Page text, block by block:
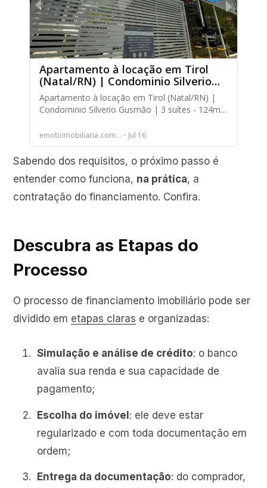
Sabendo dos requisitos, o próximo passo é
entender como funciona, na prática, a
contratação do financiamento. Confira.
Descubra as Etapas do
Processo
O processo de financiamento imobiliário pode ser
dividido em etapas claras e organizadas:
Simulação e análise de crédito: o banco
avalia sua renda e sua capacidade de
pagamento;
Escolha do imóvel: ele deve estar
regularizado e com toda documentação em
ordem;
Entrega da documentação: do comprador,